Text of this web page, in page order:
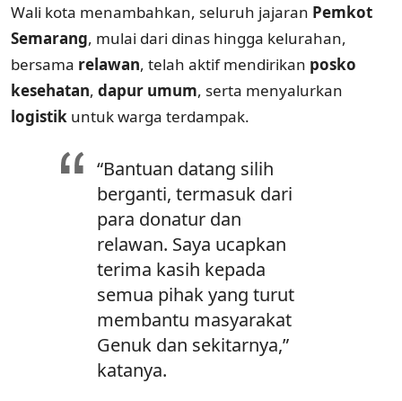
Wali kota menambahkan, seluruh jajaran Pemkot
Semarang, mulai dari dinas hingga kelurahan,
bersama relawan, telah aktif mendirikan posko
kesehatan, dapur umum, serta menyalurkan
logistik untuk warga terdampak.
“Bantuan datang silih
berganti, termasuk dari
para donatur dan
relawan. Saya ucapkan
terima kasih kepada
semua pihak yang turut
membantu masyarakat
Genuk dan sekitarnya,”
katanya.